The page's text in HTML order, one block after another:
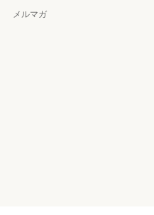
メルマガ